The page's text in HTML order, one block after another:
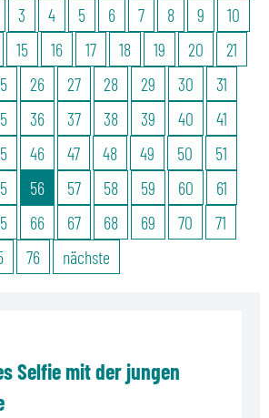
3 4 5 6 7 8 9
10
15 16 17 18 19 20
21
26 27 28 29 30
31
36 37 38 39 40
41
46 47 48 49 50
51
56 57 58 59 60
61
66 67 68 69 70
71
76 nächste
Selfie mit der jungen